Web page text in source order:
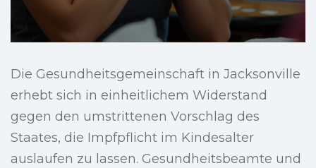
Die Gesundheitsgemeinschaft in Jacksonville
erhebt sich in einheitlichem Widerstand
gegen den umstrittenen Vorschlag des
Staates, die Impfpflicht im Kindesalter
auslaufen zu lassen. Gesundheitsbeamte und